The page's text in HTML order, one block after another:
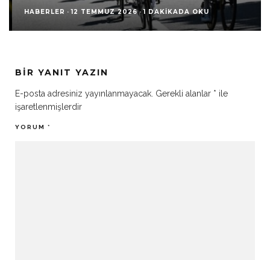
HABERLER 12 TEMMUZ 2026 · 1 DAKIKADA OKU
BIR YANIT YAZIN
E-posta adresiniz yayınlanmayacak. Gerekli alanlar * ile
işaretlenmişlerdir
YORUM *